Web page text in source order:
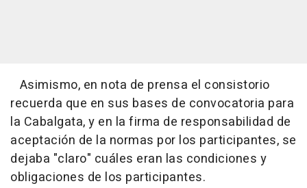
Asimismo, en nota de prensa el consistorio
recuerda que en sus bases de convocatoria para
la Cabalgata, y en la firma de responsabilidad de
aceptación de la normas por los participantes, se
dejaba "claro" cuáles eran las condiciones y
obligaciones de los participantes.